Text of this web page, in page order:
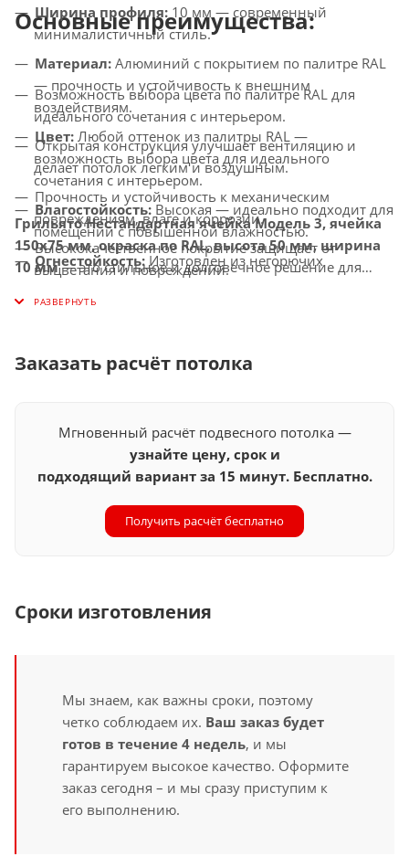
Ширина профиля: 10 мм — современный
минималистичный стиль.
Материал: Алюминий с покрытием по палитре RAL
— прочность и устойчивость к внешним
воздействиям.
Цвет: Любой оттенок из палитры RAL —
возможность выбора цвета для идеального
сочетания с интерьером.
Влагостойкость: Высокая — идеально подходит для
помещений с повышенной влажностью.
Огнестойкость: Изготовлен из негорючих
материалов, соответствует современным стандартам
безопасности.
интегрируется с LED-светильниками и другими
осветительными системами.
Основные преимущества:
Возможность выбора цвета по палитре RAL для
идеального сочетания с интерьером.
Открытая конструкция улучшает вентиляцию и
делает потолок легким и воздушным.
Прочность и устойчивость к механическим
повреждениям, влаге и коррозии.
Высококачественное покрытие защищает от
выцветания и повреждений.
Универсальное применение — идеально подходит
Грильято Нестандартная ячейка Модель 3, ячейка
150х75 мм, окраска по RAL, высота 50 мм, ширина
10 мм— это стильное и долговечное решение для
которое придаст вашему интерьеру современный и
Заказать расчёт потолка
Мгновенный расчёт подвесного потолка —
узнайте цену, срок и
подходящий вариант за 15 минут. Бесплатно.
Получить расчёт бесплатно
Сроки изготовления
Мы знаем, как важны сроки, поэтому
четко соблюдаем их. Ваш заказ будет
готов в течение 4 недель, и мы
гарантируем высокое качество. Оформите
заказ сегодня – и мы сразу приступим к
его выполнению.